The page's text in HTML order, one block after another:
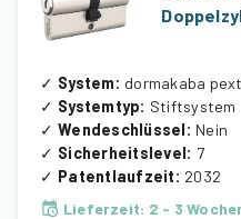
✓ System: dormakaba
✓ Systemtyp: Stiftsystem
✓ Wendeschlüssel: Nein
✓ Sicherheitslevel: 7
✓ Patentlaufzeit: 2032
Lieferzeit: 2 - 3